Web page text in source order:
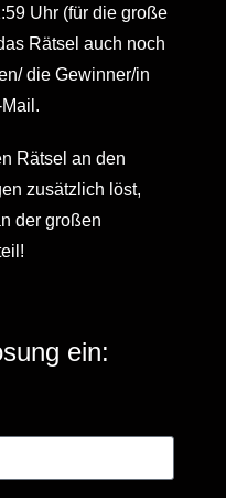
Uhr (für die große
Rätsel auch noch
die Gewinner/in
Rätsel an den
zusätzlich löst,
der großen
ein: